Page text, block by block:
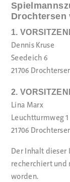
Drochtersen
1.
Dennis Kruse
Seedeich 6
21706
2.
Lina Marx
Leuchtturmweg 1
21706
Der Inhalt dieser
recherchiert und
worden.